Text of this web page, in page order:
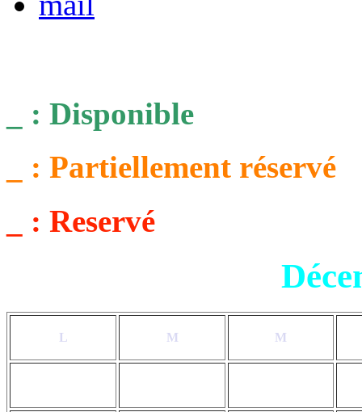
_ : Disponible
_ : Partiellement réservé
_ : Reservé
L M M